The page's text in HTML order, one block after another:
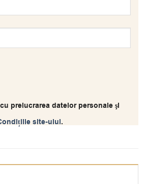
prelucrarea datelor personale şi
site-ului.